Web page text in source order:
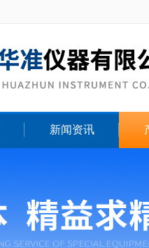
新闻资讯